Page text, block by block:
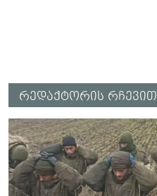
რედაქტორის რჩევით